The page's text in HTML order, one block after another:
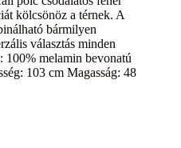
kölcsönöz a térnek. A
bármilyen
választás minden
100% melamin bevonatú
103 cm Magasság: 48